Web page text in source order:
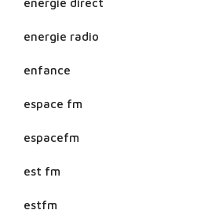
energie direct
energie radio
enfance
espace fm
espacefm
est fm
estfm